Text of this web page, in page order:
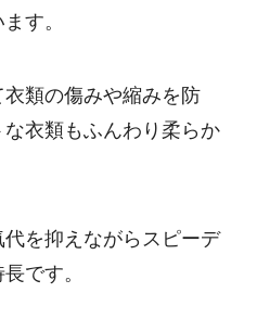
す。
類の傷みや縮みを防
衣類もふんわり柔らか
を抑えながらスピーデ
です。